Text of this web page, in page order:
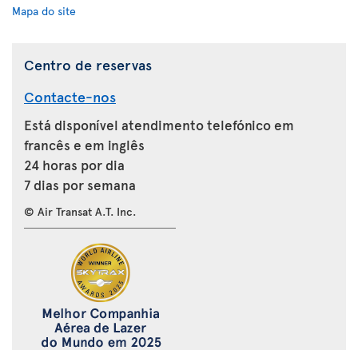
Mapa do site
Centro de reservas
Contacte-nos
Está disponível atendimento telefónico em
francês e em inglês
24 horas por dia
7 dias por semana
© Air Transat A.T. Inc.